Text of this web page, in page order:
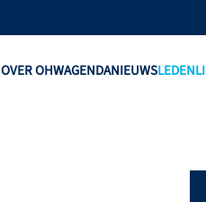
OVER OHWAGENDANIEUWS